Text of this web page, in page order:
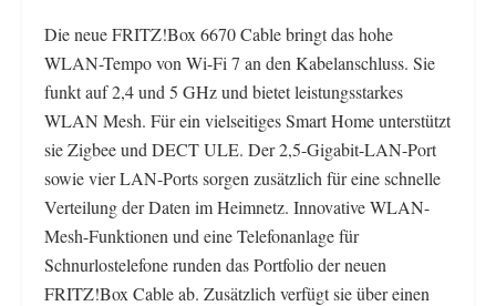
Die neue FRITZ!Box 6670 Cable bringt das hohe
WLAN-Tempo von Wi-Fi 7 an den Kabelanschluss. Sie
funkt auf 2,4 und 5 GHz und bietet leistungsstarkes
WLAN Mesh. Für ein vielseitiges Smart Home unterstützt
sie Zigbee und DECT ULE. Der 2,5-Gigabit-LAN-Port
sowie vier LAN-Ports sorgen zusätzlich für eine schnelle
Verteilung der Daten im Heimnetz. Innovative WLAN-
Mesh-Funktionen und eine Telefonanlage für
Schnurlostelefone runden das Portfolio der neuen
FRITZ!Box Cable ab. Zusätzlich verfügt sie über einen